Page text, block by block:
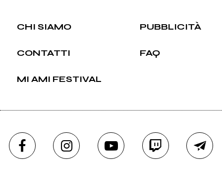
CHI SIAMO PUBBLICITÀ
CONTATTI FAQ
MI AMI FESTIVAL